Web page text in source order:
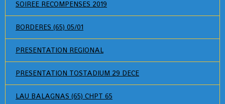
SOIREE RECOMPENSES 2019
BORDERES (65) 05/01
PRESENTATION REGIONAL
PRESENTATION TOSTADIUM 29 DECE
LAU BALAGNAS (65) CHPT 65